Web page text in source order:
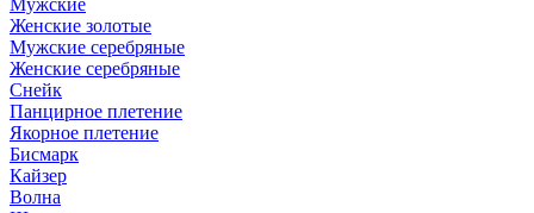
Мужские
Женские золотые
Мужские серебряные
Женские серебряные
Снейк
Панцирное плетение
Якорное плетение
Бисмарк
Кайзер
Волна